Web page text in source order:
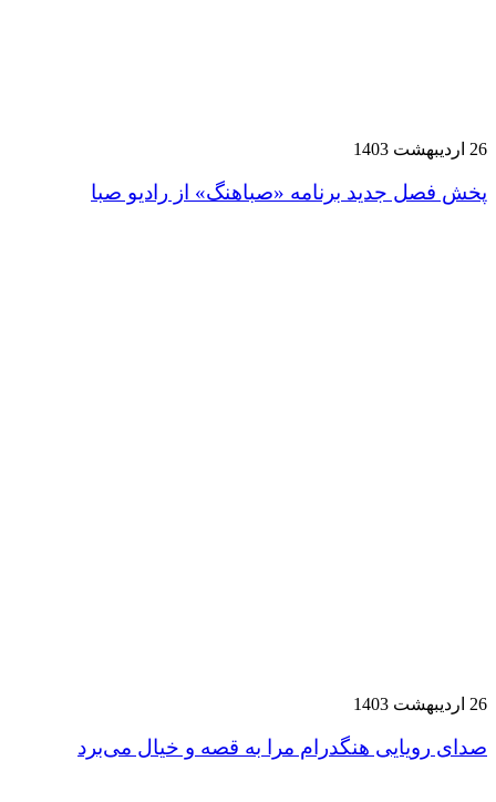
26 اردیبهشت 1403
پخش فصل جدید برنامه «صباهنگ» از رادیو صبا
26 اردیبهشت 1403
صدای رویایی هنگدرام مرا به قصه و خیال می‌برد